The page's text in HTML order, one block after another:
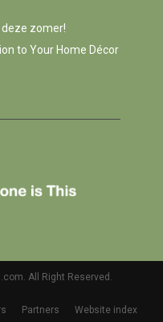
zomer!
to Your Home Décor
All Right Reserved.
Partners Website index